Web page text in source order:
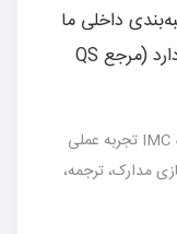
داخلی ما
در بین دانشگاه‌های اتریش دارد (مرجع QS
موسسه سفیران در پرونده‌های پذیرش دانشگاه IMC تجربه عملی
مدارک، ترجمه،